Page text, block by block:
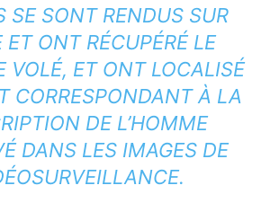
SE SONT RENDUS SUR
ET ONT RÉCUPÉRÉ LE
VOLÉ, ET ONT LOCALISÉ
CORRESPONDANT À LA
DE L’HOMME
DANS LES IMAGES DE